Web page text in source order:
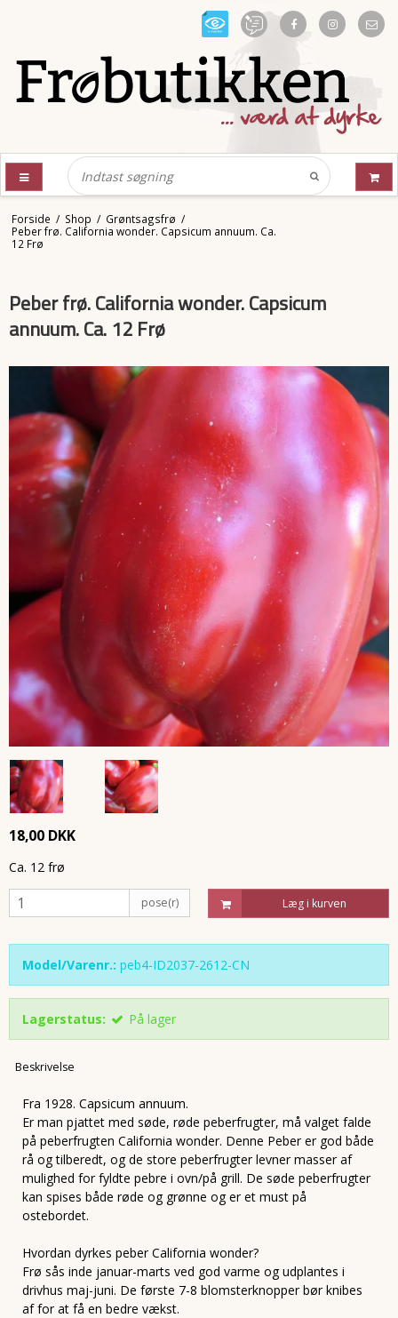
Forside / Shop / Grøntsagsfrø /
Peber frø. California wonder. Capsicum annuum. Ca.
12 Frø
Peber frø. California wonder. Capsicum
annuum. Ca. 12 Frø
18,00 DKK
Ca. 12 frø
pose(r) Læg i kurven
Model/Varenr.: peb4-ID2037-2612-CN
Lagerstatus: På lager
Beskrivelse
Fra 1928. Capsicum annuum.
Er man pjattet med søde, røde peberfrugter, må valget falde
på peberfrugten California wonder. Denne Peber er god både
rå og tilberedt, og de store peberfrugter levner masser af
mulighed for fyldte pebre i ovn/på grill. De søde peberfrugter
kan spises både røde og grønne og er et must på
ostebordet.
Hvordan dyrkes peber California wonder?
Frø sås inde januar-marts ved god varme og udplantes i
drivhus maj-juni. De første 7-8 blomsterknopper bør knibes
af for at få en bedre vækst.